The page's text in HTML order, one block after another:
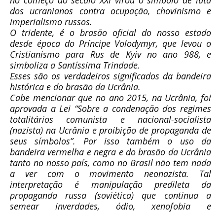
dos ucranianos contra ocupação, chovinismo e
imperialismo russos.
O tridente, é o brasão oficial do nosso estado
desde época do Príncipe Volodymyr, que levou o
Cristianismo para Rus de Kyiv no ano 988, e
simboliza a Santíssima Trindade.
Esses são os verdadeiros significados da bandeira
histórica e do brasão da Ucrânia.
Cabe mencionar que no ano 2015, na Ucrânia, foi
aprovada a Lei “Sobre a condenação dos regimes
totalitários comunista e nacional-socialista
(nazista) na Ucrânia e proibição de propaganda de
seus símbolos”. Por isso também o uso da
bandeira vermelha e negra e do brasão da Ucrânia
tanto no nosso país, como no Brasil não tem nada
a ver com o movimento neonazista. Tal
interpretação é manipulação predileta da
propaganda russa (soviética) que continua a
semear inverdades, ódio, xenofobia e